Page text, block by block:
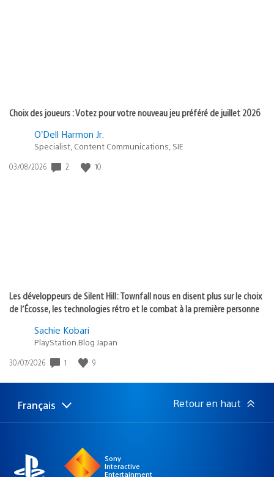
Choix des joueurs : Votez pour votre nouveau jeu préféré de juillet 2026
O’Dell Harmon Jr.
Specialist, Content Communications, SIE
Date
03/08/2026 2 10
Les développeurs de Silent Hill: Townfall nous en disent plus sur le choix
de l’Écosse, les technologies rétro et le combat à la première personne
Sachie Kobari
PlayStation.Blog Japan
Date
publication
30/07/2026 1 9
Choisir
une
Région
actuelle
Français Retour en haut
Sony
Interactive
Entertainment